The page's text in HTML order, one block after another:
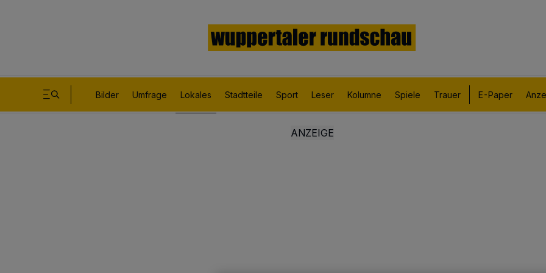
Bilder Umfrage Lokales Stadtteile Sport Leser Kolumne Spiele Trauer E-Paper